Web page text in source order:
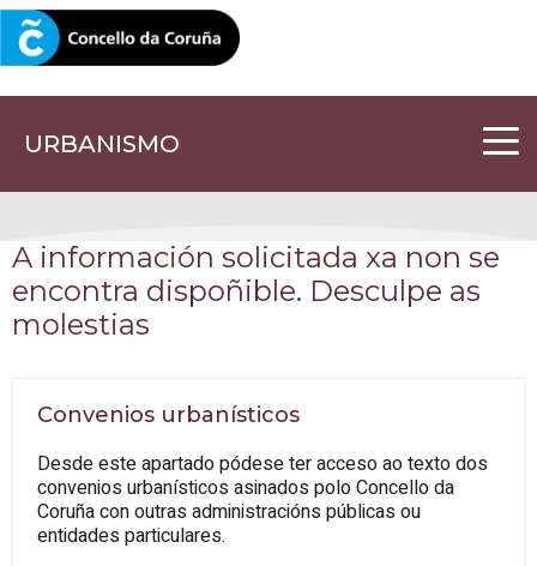
URBANISMO
CORUNA.GAL
A información solicitada xa non se
encontra dispoñible. Desculpe as
molestias
Convenios urbanísticos
Desde este apartado pódese ter acceso ao texto dos
convenios urbanísticos asinados polo Concello da
Coruña con outras administracións públicas ou
entidades particulares.